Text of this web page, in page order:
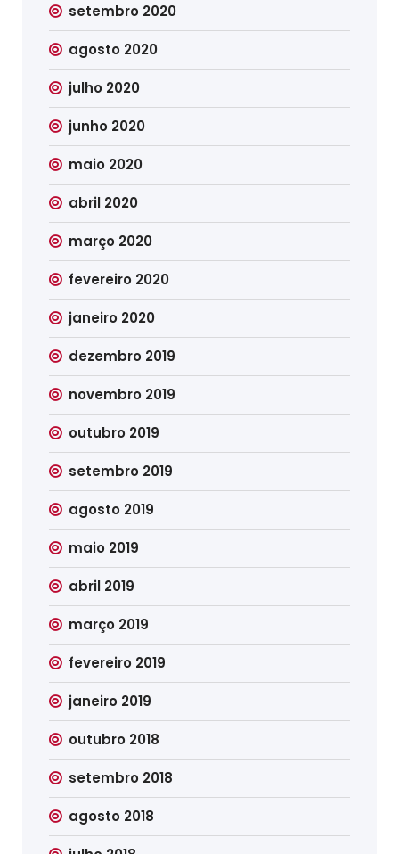
setembro 2020
agosto 2020
julho 2020
junho 2020
maio 2020
abril 2020
março 2020
fevereiro 2020
janeiro 2020
dezembro 2019
novembro 2019
outubro 2019
setembro 2019
agosto 2019
maio 2019
abril 2019
março 2019
fevereiro 2019
janeiro 2019
outubro 2018
setembro 2018
agosto 2018